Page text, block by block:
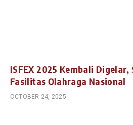
ISFEX 2025 Kembali Digelar,
Fasilitas Olahraga Nasional
OCTOBER 24, 2025